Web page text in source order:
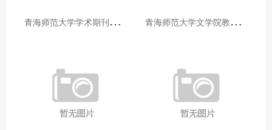
青
海师范大学学术期刊两个专栏入选2025年青海省期刊重点专栏 青
海师范大学文学院教师赴山东省相关高校和学术机构交流学习